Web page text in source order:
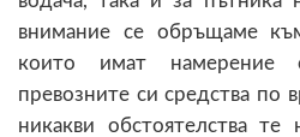
внимание се обръщаме
които имат намерение
превозните си средства по
никакви обстоятелства